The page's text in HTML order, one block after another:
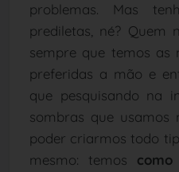
problemas. Mas
prediletas, né? Quem
sempre que temos as
preferidas a mão e
que pesquisando na
sombras que usamos
poder criarmos todo
mesmo: temos